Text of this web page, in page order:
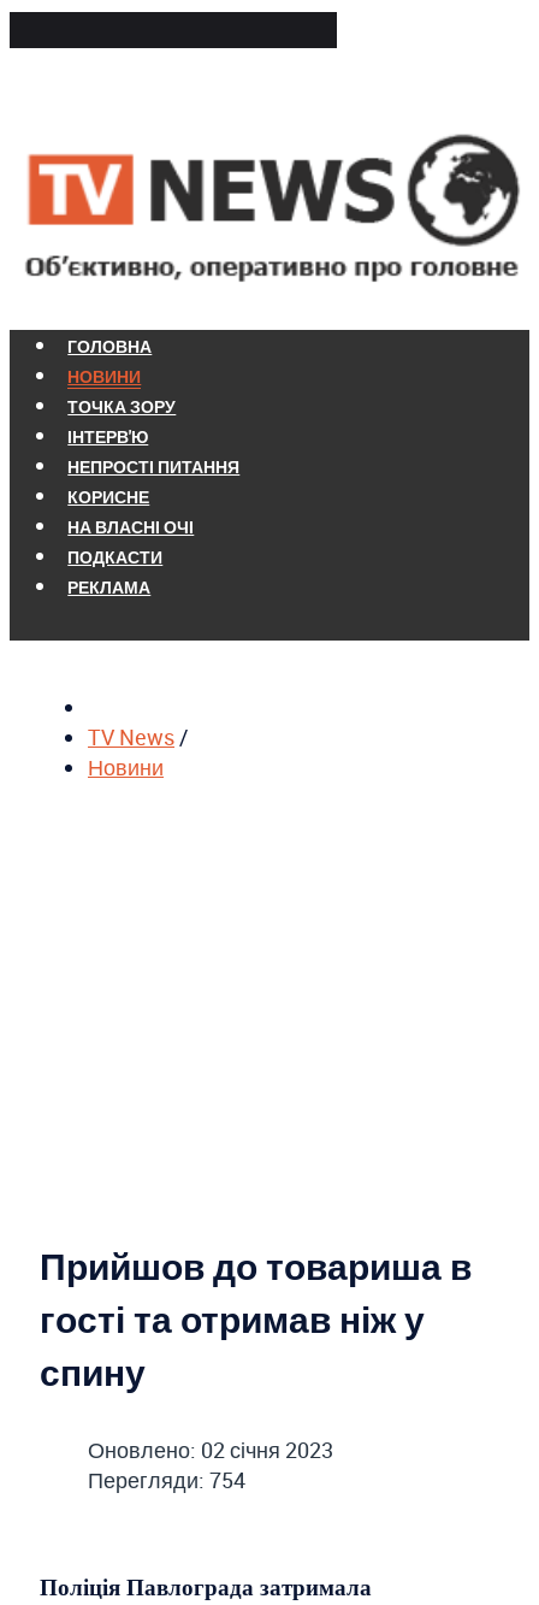
ГОЛОВНА
НОВИНИ
ТОЧКА ЗОРУ
ІНТЕРВ'Ю
НЕПРОСТІ ПИТАННЯ
КОРИСНЕ
НА ВЛАСНІ ОЧІ
ПОДКАСТИ
РЕКЛАМА
TV News/
Новини
Прийшов до товариша в
гості та отримав ніж у
спину
Оновлено: 02 січня 2023
Перегляди: 754
Поліція Павлограда затримала